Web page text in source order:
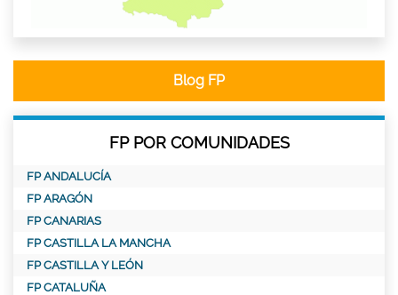
Blog FP
FP POR COMUNIDADES
FP ANDALUCÍA
FP ARAGÓN
FP CANARIAS
FP CASTILLA LA MANCHA
FP CASTILLA Y LEÓN
FP CATALUÑA